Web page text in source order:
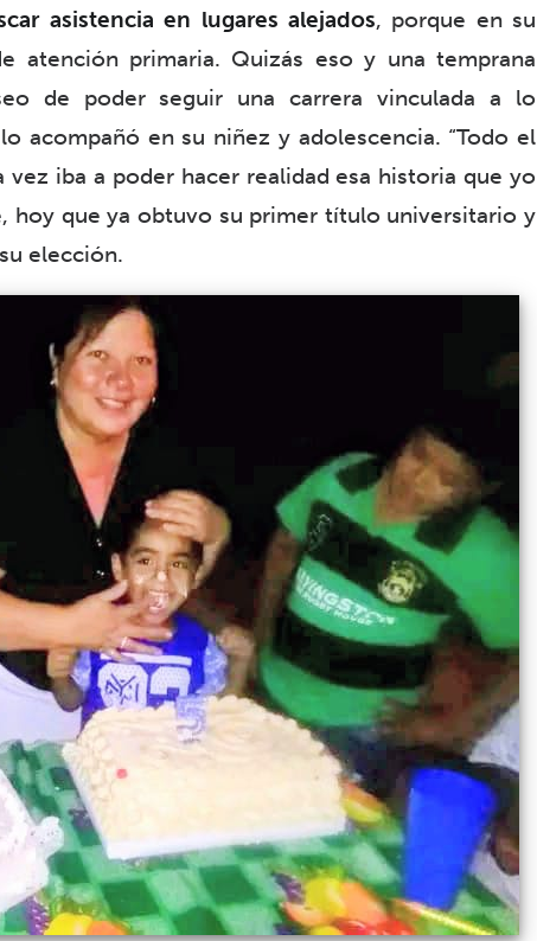
asistencia en lugares alejados, porque en su
atención primaria. Quizás eso y una temprana
de poder seguir una carrera vinculada a lo
acompañó en su niñez y adolescencia. “Todo el
iba a poder hacer realidad esa historia que yo
hoy que ya obtuvo su primer título universitario y
elección.